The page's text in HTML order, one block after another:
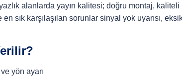
alanlarda yayın kalitesi; doğru montaj,
sık karşılaşılan sorunlar sinyal yok uyarısı,
yön ayarı